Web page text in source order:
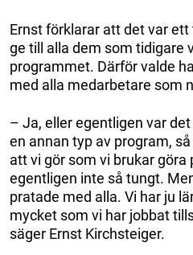
Ernst förklarar att det var
ge till alla dem som tidigare
programmet. Därför valde
med alla medarbetare som
– Ja, eller egentligen var
en annan typ av program,
att vi gör som vi brukar göra
egentligen inte så tungt.
pratade med alla. Vi har ju
mycket som vi har jobbat
säger Ernst Kirchsteiger.